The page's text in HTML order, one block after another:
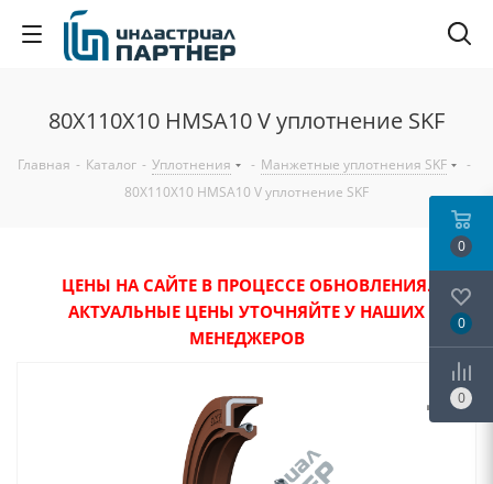
80X110X10 HMSA10 V уплотнение SKF
Главная - Каталог - Уплотнения - Манжетные уплотнения SKF
-
80X110X10 HMSA10 V уплотнение SKF
ЦЕНЫ НА САЙТЕ В ПРОЦЕССЕ ОБНОВЛЕНИЯ.
АКТУАЛЬНЫЕ ЦЕНЫ УТОЧНЯЙТЕ У НАШИХ
МЕНЕДЖЕРОВ
0
0
0